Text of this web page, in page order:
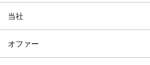
当社
オファー